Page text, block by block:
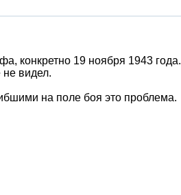
конкретно 19 ноября 1943 года.
видел.
на поле боя это проблема.